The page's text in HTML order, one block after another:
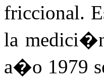
friccional.
la
a�o 1979